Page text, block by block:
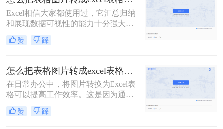
截图！如何在一张截图上发现问题，
查找答案呢？这是一个问题。更大的
问题是，老板也喜欢这样
Excel相信大家都使用过，它汇总归纳
和展现数据可视性的能力十分强大。
有时我们需要将图片中的数据转成
Excel表格，有没有转换后和原图保持
把表格图片转成excel表格格式方法，
一起来看看吧。
赞 踩
怎么把表格图片转成excel表格？两个方法教会你！
在日常办公中，将图片转换为Excel表
格可以提高工作效率。这是因为通过
转换图片，您可以将表格中的数据直
接输入到Excel中，从而避免手动输入
赞 踩